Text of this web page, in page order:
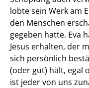
lobte sein Werk am
den Menschen
gegeben hatte. Eva
Jesus erhalten, der
sich persönlich
(oder gut) hält, egal
ist jeder von uns